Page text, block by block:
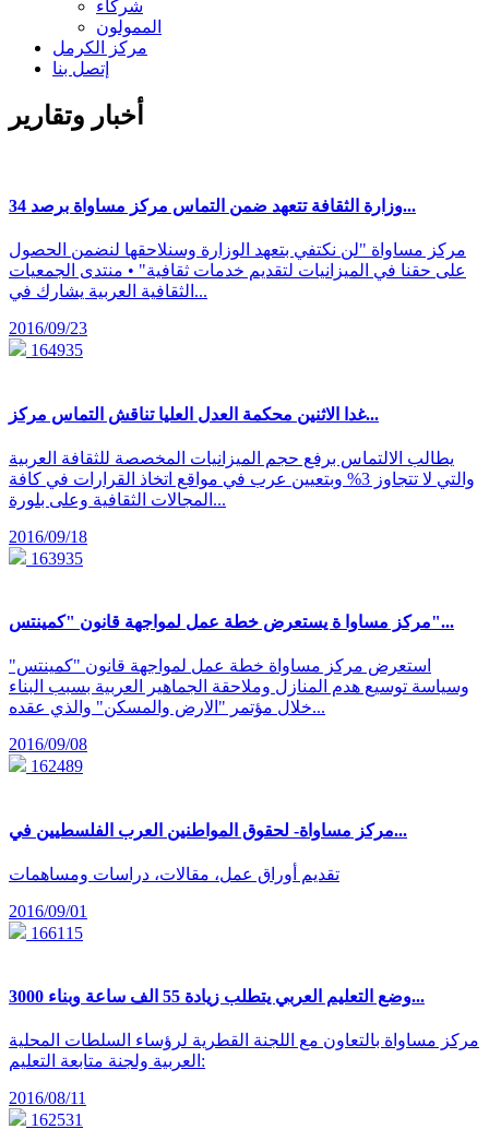
شركاء
الممولون
مركز الكرمل
إتصل بنا
أخبار وتقارير
وزارة الثقافة تتعهد ضمن التماس مركز مساواة برصد 34...
مركز مساواة "لن نكتفي بتعهد الوزارة وسنلاحقها لنضمن الحصول
على حقنا في الميزانيات لتقديم خدمات ثقافية" • منتدى الجمعيات
الثقافية العربية يشارك في...
2016/09/23
164935
غدا الاثنين محكمة العدل العليا تناقش التماس مركز...
يطالب الالتماس برفع حجم الميزانيات المخصصة للثقافة العربية
والتي لا تتجاوز 3% وبتعيين عرب في مواقع اتخاذ القرارات في كافة
المجالات الثقافية وعلى بلورة...
2016/09/18
163935
مركز مساوا ة يستعرض خطة عمل لمواجهة قانون "كمينتس"...
استعرض مركز مساواة خطة عمل لمواجهة قانون "كمينتس"
وسياسة توسيع هدم المنازل وملاحقة الجماهير العربية بسبب البناء
خلال مؤتمر "الارض والمسكن" والذي عقده...
2016/09/08
162489
مركز مساواة- لحقوق المواطنين العرب الفلسطيين في...
تقديم أوراق عمل، مقالات، دراسات ومساهمات
2016/09/01
166115
وضع التعليم العربي يتطلب زيادة 55 الف ساعة وبناء 3000...
مركز مساواة بالتعاون مع اللجنة القطرية لرؤساء السلطات المحلية
العربية ولجنة متابعة التعليم:
2016/08/11
162531